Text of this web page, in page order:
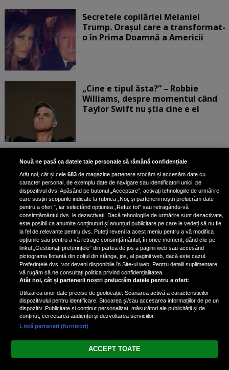
Secretele copilăriei Melaniei
Trump. Orașul care a transformat-
o în Prima Doamnă a Americii
„Cine e tipul ăsta?” – Robbie
Williams, despre momentul când
Taylor Swift nu știa cine e el
Bruce Dickinson, solistul trupei
Iron Maiden, şi-a arătat talentul
de scrimer la un concurs în Franţa
Nicki Minaj, acuzată de agresiune
de fostul manager: Detalii șocante
din proces
Nicki Minaj le-a lăudat pe...
Vezi varianta Desktop
Nouă ne pasă ca datele tale personale să rămână confidențiale
Atât noi, cât și cele683 de magazine partenere stocăm și accesăm date cu
caracter personal, de exemplu date de navigare sau identificatori unici, pe
dispozitivul dvs. Apăsând pe butonul „Acceptare”, activați tehnologiile de urmărire
care susțin scopurile indicate la rubrica „Noi, și partenerii noștri prelucrăm date
pentru a oferi:”, iar selectând opțiunea „Refuz tot” sau retragându-vă
consimțământul dvs. le dezactivați. Dacă tehnologiile de urmărire sunt dezactivate,
este posibil ca anumite conținuturi și anunțuri publicitare pe care le vedeți să nu fie
la fel de relevante pentru dvs. Puteți reveni la acest meniu pentru a vă modifica
opțiunile sau pentru a vă retrage consimțământul, în orice moment, dând clic pe
linkul „Gestionați preferințele” din partea de jos a paginii web sau accesând
pictograma flotantă din colțul din stânga, jos, al paginii web, dacă este cazul.
Preferințele dvs. vor deveni disponibile în Site-ul web. Pentru detalii suplimentare,
vă rugăm să ne consultați politica privind confidențialitatea.
Atât noi, cât și partenerii noștri prelucrăm datele pentru a oferi:
Utilizarea unor date precise de geolocație. Scanarea activă a caracteristicilor
dispozitivului pentru identificare. Stocarea și/sau accesarea informațiilor de pe un
dispozitiv. Publicitate și conținut personalizat, măsurători ale publicității și de
conținut, cercetarea audienței și dezvoltarea serviciilor.
Listă parteneri (furnizori)
ACCEPT TOATE